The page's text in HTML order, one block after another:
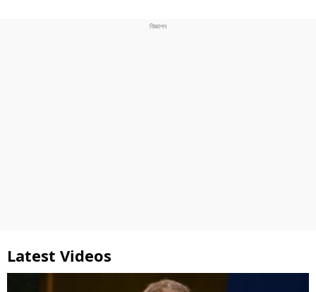
Latest Videos